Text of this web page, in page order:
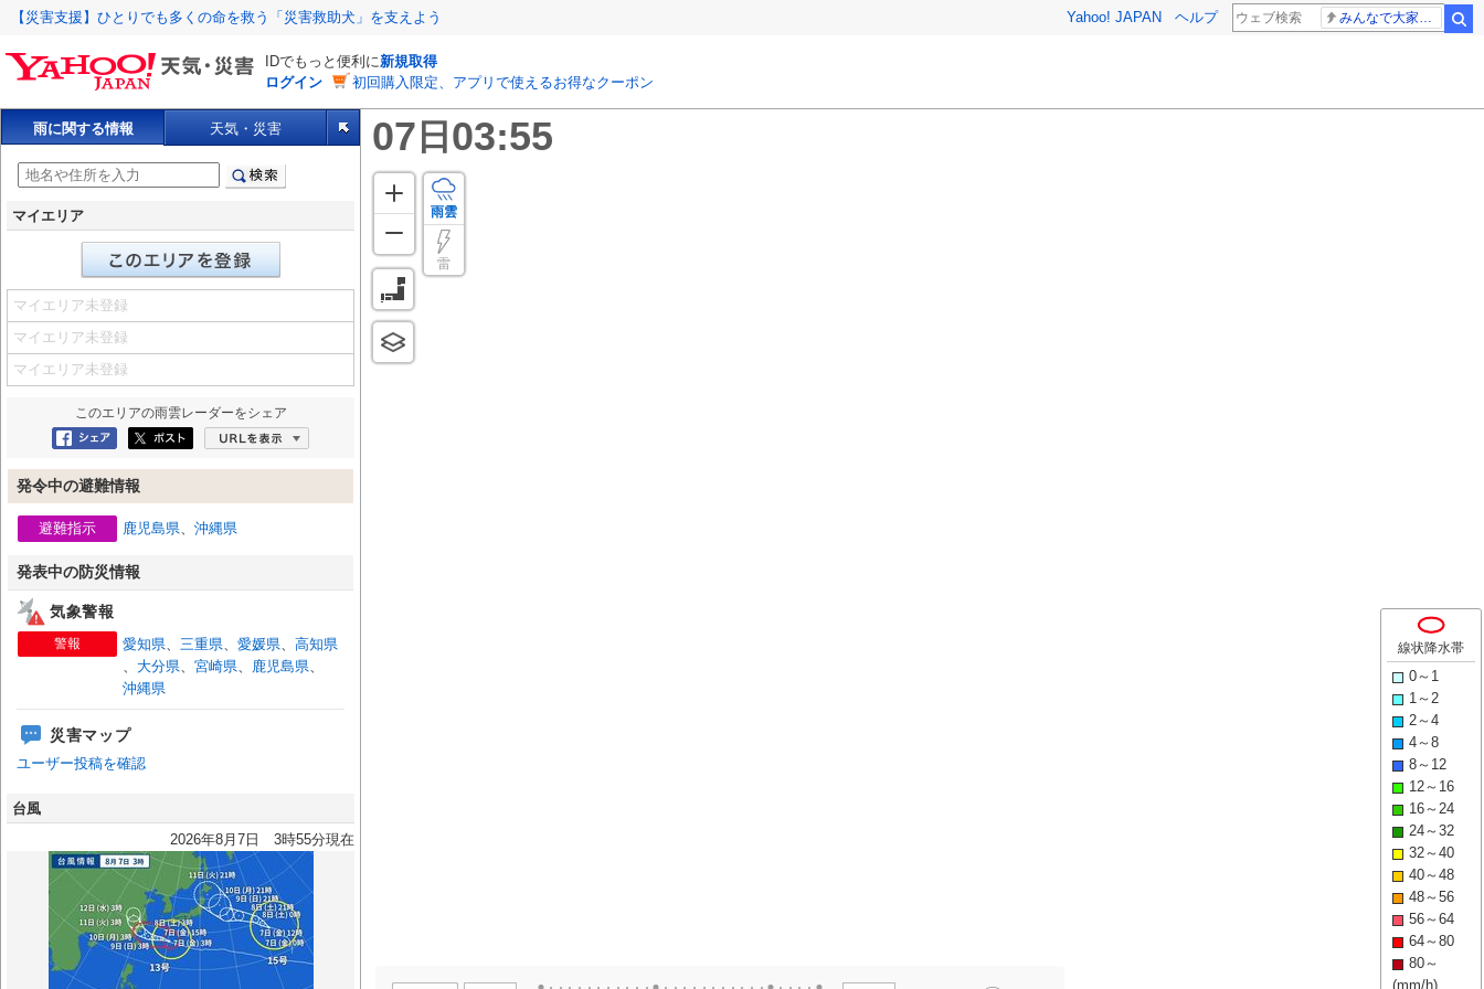
【災害支援】ひとりでも多くの命を救う「災害救助犬」を支えよう Yahoo! JAPAN ヘルプ みんなで大家さん 2881億円
IDでもっと便利に新規取得
ログイン
初回購入限定、アプリで使えるお得なクーポン
雨に関する情報 天気・災害
マイエリア
マイエリア未登録
マイエリア未登録
マイエリア未登録
このエリアの雨雲レーダーをシェア
Facebookにシェア
ポスト
発令中の避難情報
避難指示 鹿児島県、 沖縄県
発表中の防災情報
気象警報
警報 愛知県、 三重県、 愛媛県、 高知県
、 大分県、 宮崎県、 鹿児島県、
沖縄県
災害マップ
ユーザー投稿を確認
台風
2026年8月7日 3時55分現在
雨雲
雷
07 日 03:55
線状降水帯
0～1
1～2
2～4
4～8
8～12
12～16
16～24
24～32
32～40
40～48
48～56
56～64
64～80
80～
(mm/h)